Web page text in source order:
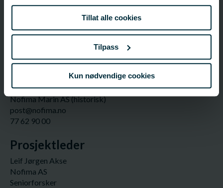
informasjonskapsler ved å bruke nettstedet vårt.
Tillat alle cookies
Tilpass
Kun nødvendige cookies
FHF-ansvarlig
FHF
Ansvarlig organisasjon
Nofima Marin AS (historisk)
post@nofima.no
77 62 90 00
Prosjektleder
Leif Jørgen Akse
Nofima AS
Seniorforsker